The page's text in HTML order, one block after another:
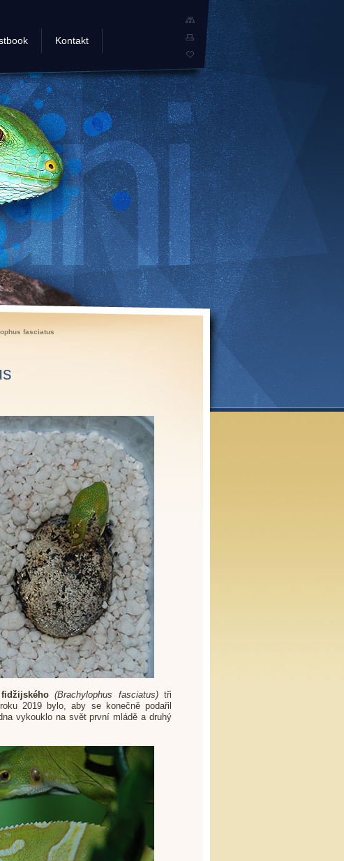
Kontakt
fasciatus
fidžijského(Brachylophus fasciatus)tři
2019 bylo, aby se konečně podařil
vykouklo na svět první mládě a druhý